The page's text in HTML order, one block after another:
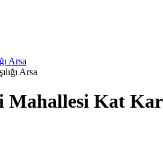
Arsa
Arsa
Kat